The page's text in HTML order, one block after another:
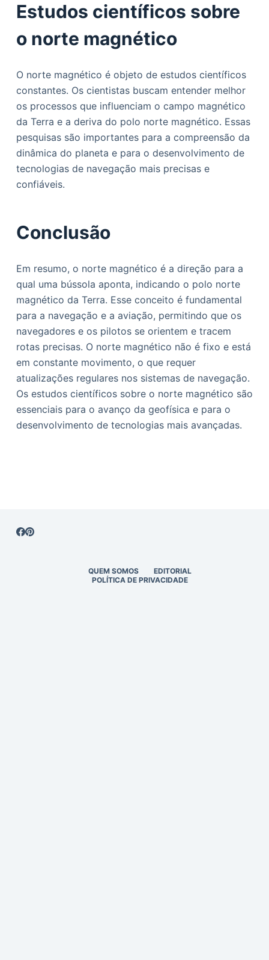
Estudos científicos sobre
o norte magnético
O norte magnético é objeto de estudos científicos
constantes. Os cientistas buscam entender melhor
os processos que influenciam o campo magnético
da Terra e a deriva do polo norte magnético. Essas
pesquisas são importantes para a compreensão da
dinâmica do planeta e para o desenvolvimento de
tecnologias de navegação mais precisas e
confiáveis.
Conclusão
Em resumo, o norte magnético é a direção para a
qual uma bússola aponta, indicando o polo norte
magnético da Terra. Esse conceito é fundamental
para a navegação e a aviação, permitindo que os
navegadores e os pilotos se orientem e tracem
rotas precisas. O norte magnético não é fixo e está
em constante movimento, o que requer
atualizações regulares nos sistemas de navegação.
Os estudos científicos sobre o norte magnético são
essenciais para o avanço da geofísica e para o
desenvolvimento de tecnologias mais avançadas.
QUEM SOMOS
EDITORIAL
POLÍTICA DE PRIVACIDADE